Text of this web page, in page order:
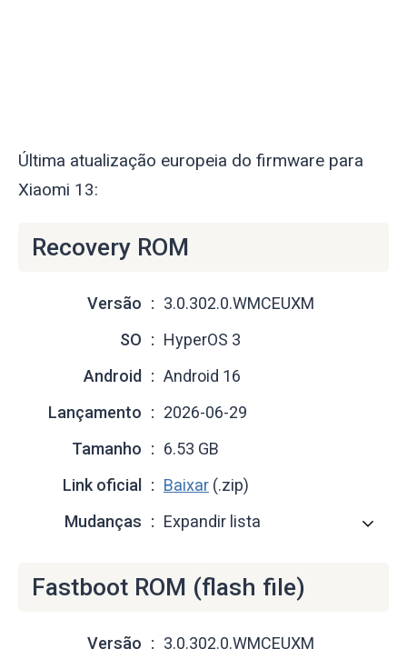
Última atualização europeia do firmware para
Xiaomi 13:
Recovery ROM
Versão
3.0.302.0.WMCEUXM
SO
HyperOS 3
Android
Android 16
Lançamento
2026-06-29
Tamanho
6.53 GB
Link oficial
Baixar (.zip)
Mudanças
Expandir lista
Fastboot ROM (flash file)
Versão
3.0.302.0.WMCEUXM